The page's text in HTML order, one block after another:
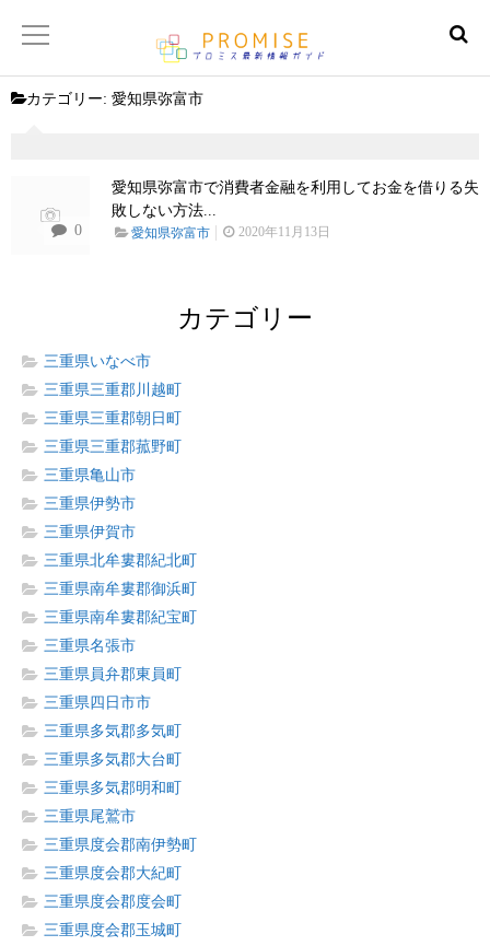
【サイトマップ】
カテゴリー: 愛知県弥富市
0
愛知県弥富市で消費者金融を利用してお金を借りる失
敗しない方法...
愛知県弥富市 2020年11月13日
カテゴリー
三重県いなべ市
三重県三重郡川越町
三重県三重郡朝日町
三重県三重郡菰野町
三重県亀山市
三重県伊勢市
三重県伊賀市
三重県北牟婁郡紀北町
三重県南牟婁郡御浜町
三重県南牟婁郡紀宝町
三重県名張市
三重県員弁郡東員町
三重県四日市市
三重県多気郡多気町
三重県多気郡大台町
三重県多気郡明和町
三重県尾鷲市
三重県度会郡南伊勢町
三重県度会郡大紀町
三重県度会郡度会町
三重県度会郡玉城町